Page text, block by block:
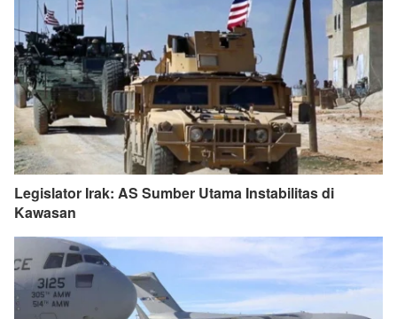
Legislator Irak: AS Sumber Utama Instabilitas di
Kawasan